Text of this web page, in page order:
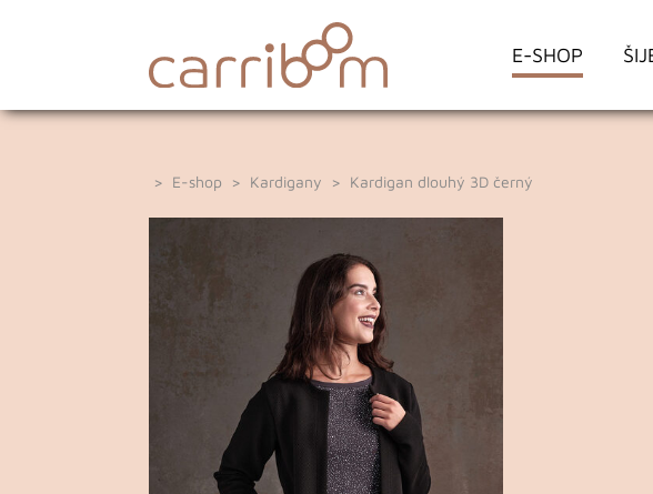
E-SHOP
> E-shop > Kardigany > Kardigan dlouhý 3D černý